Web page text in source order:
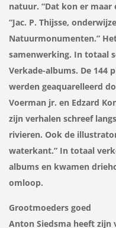
natuur. “Dat kon er
“Jac. P. Thijsse,
Natuurmonumenten.”
samenwerking. In totaal
Verkade-albums. De 144
werden geaquarelleerd
Voerman jr. en Edzard
zijn verhalen schreef
rivieren. Ook de
waterkant.” In totaal
albums en kwamen
omloop.
Grootmoeders goed
Anton Siedsma heeft zijn